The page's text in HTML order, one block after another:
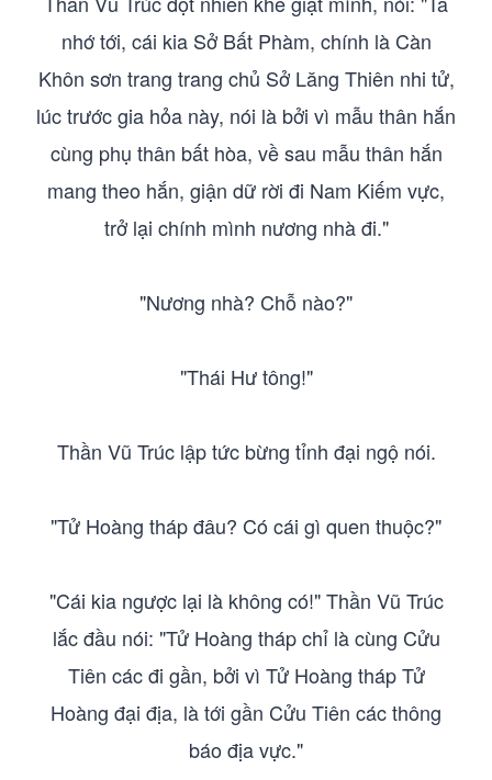
nhớ tới, cái kia Sở Bất Phàm, chính là Càn
Khôn sơn trang trang chủ Sở Lăng Thiên nhi tử,
lúc trước gia hỏa này, nói là bởi vì mẫu thân hắn
cùng phụ thân bất hòa, về sau mẫu thân hắn
mang theo hắn, giận dữ rời đi Nam Kiếm vực,
trở lại chính mình nương nhà đi."
"Nương nhà? Chỗ nào?"
"Thái Hư tông!"
Thần Vũ Trúc lập tức bừng tỉnh đại ngộ nói.
"Tử Hoàng tháp đâu? Có cái gì quen thuộc?"
"Cái kia ngược lại là không có!" Thần Vũ Trúc
lắc đầu nói: "Tử Hoàng tháp chỉ là cùng Cửu
Tiên các đi gần, bởi vì Tử Hoàng tháp Tử
Hoàng đại địa, là tới gần Cửu Tiên các thông
báo địa vực."